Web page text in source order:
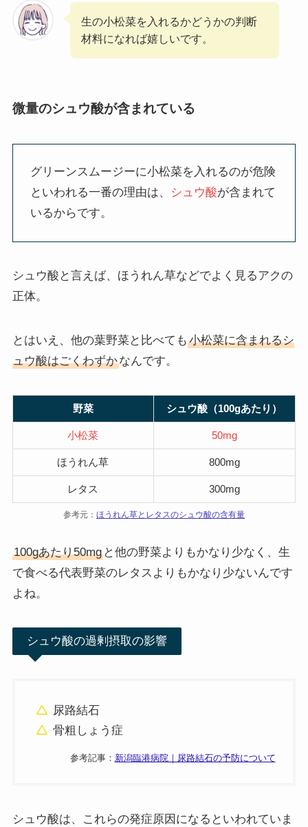
生の小松菜を入れるかどうかの判断
材料になれば嬉しいです。
微量のシュウ酸が含まれている
グリーンスムージーに小松菜を入れるのが危険
といわれる一番の理由は、 シュウ酸が含まれて
いるからです。
シュウ酸と言えば、ほうれん草などでよく見るアクの
正体。
とはいえ、他の葉野菜と比べても 小松菜に含まれるシ
ュウ酸はごくわずかなんです。
野菜 シュウ酸（100gあたり）
小松菜 50mg
ほうれん草 800mg
レタス 300mg
参考元： ほうれん草とレタスのシュウ酸の含有量
100gあたり50mgと他の野菜よりもかなり少なく、生
で食べる代表野菜のレタスよりもかなり少ないんです
よね。
シュウ酸の過剰摂取の影響
尿路結石
骨粗しょう症
参考記事： 新潟臨港病院｜尿路結石の予防について
シュウ酸は、これらの発症原因になるといわれていま